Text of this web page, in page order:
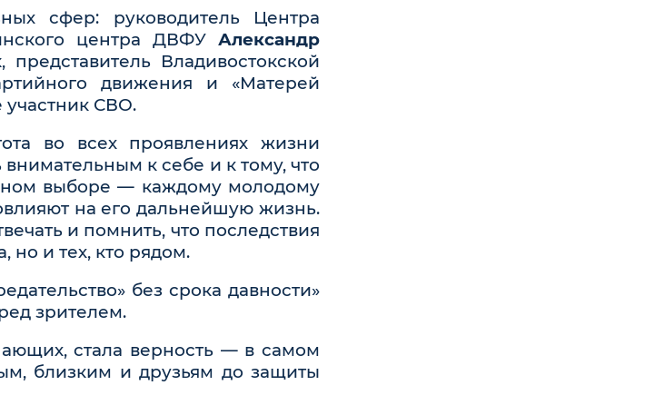
сфер: руководитель Центра
центра ДВФУ Александр
, представитель Владивостокской
движения и «Матерей
участник СВО.
во всех проявлениях жизни
к себе и к тому, что
выборе — каждому молодому
на его дальнейшую жизнь.
и помнить, что последствия
но и тех, кто рядом.
без срока давности»
зрителем.
стала верность — в самом
близким и друзьям до защиты